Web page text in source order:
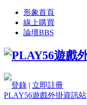
形象首頁
線上購買
論壇BBS
登錄 | 立即註冊
PLAY56遊戲外掛資訊站